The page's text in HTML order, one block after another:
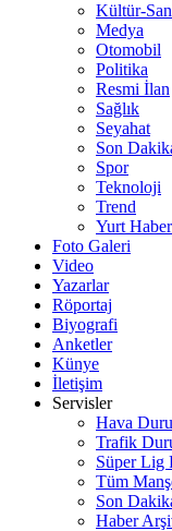
Kültür-
Medya
Otomobil
Politika
Resmi İlan
Sağlık
Seyahat
Son
Spor
Teknoloji
Trend
Yurt
Foto Galeri
Video
Yazarlar
Röportaj
Biyografi
Anketler
Künye
İletişim
Servisler
Hava
Trafik
Süper Lig
Tüm
Son
Haber